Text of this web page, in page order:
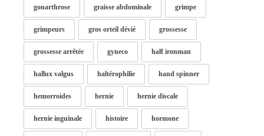
gonarthrose graisse abdominale grimpe
grimpeurs gros orteil dévié grossesse
grossesse arrêtée gyneco half ironman
hallux valgus haltérophilie hand spinner
hemorroides hernie hernie discale
hernie inguinale histoire hormone